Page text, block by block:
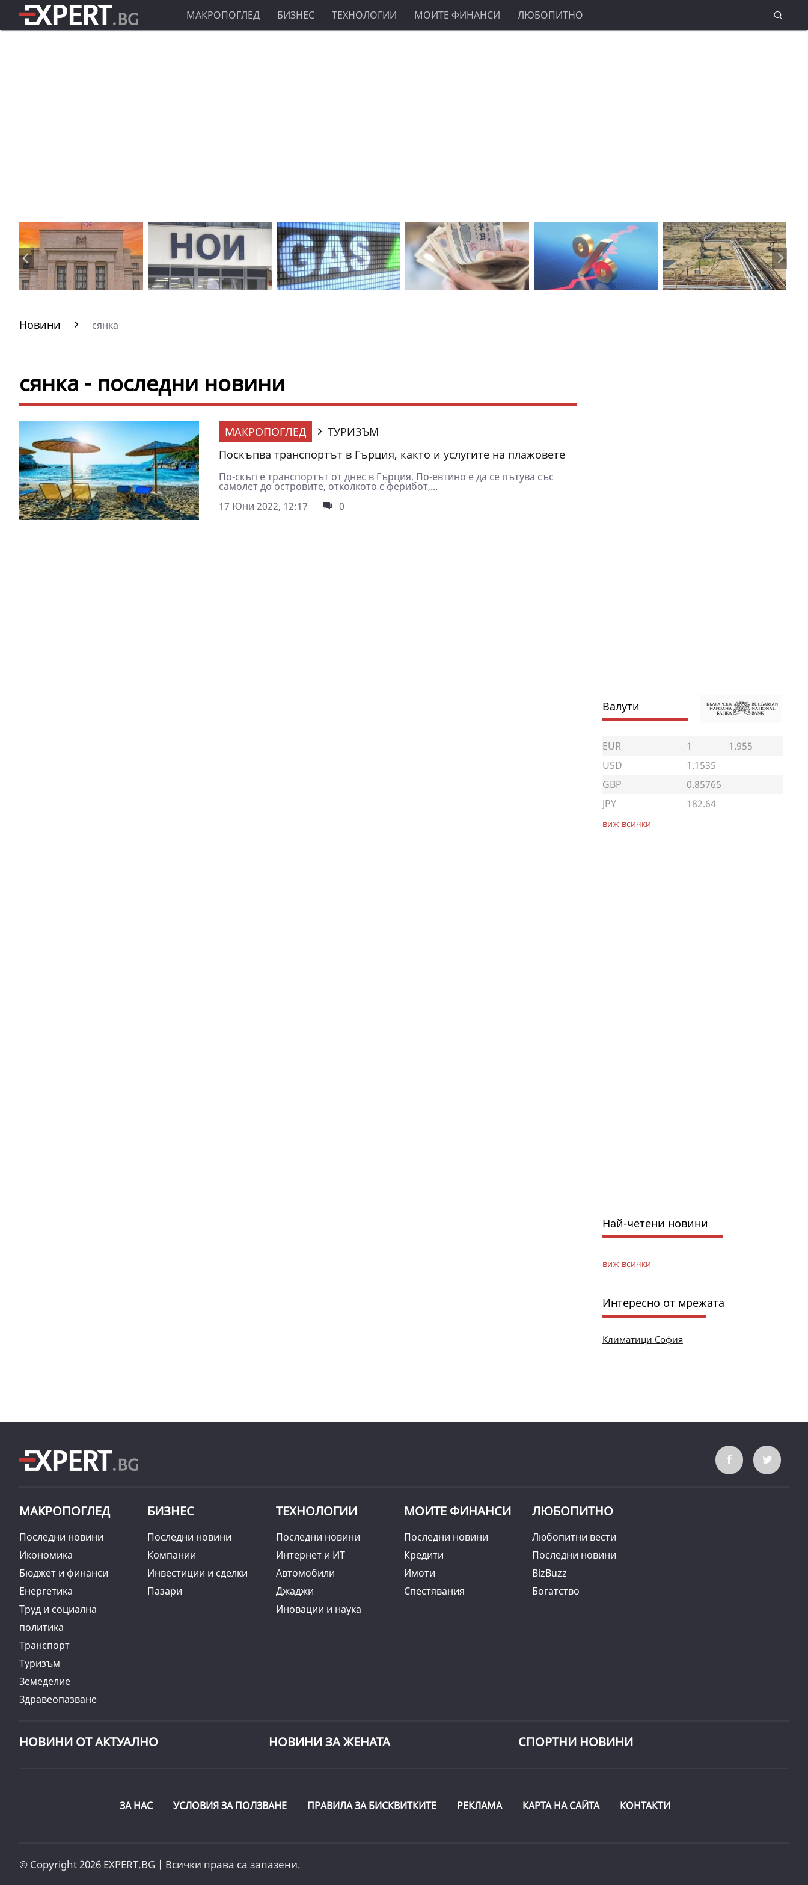
МАКРОПОГЛЕД БИЗНЕС ТЕХНОЛОГИИ МОИТЕ ФИНАНСИ ЛЮБОПИТНО
Новини сянка
сянка - последни новини
МАКРОПОГЛЕД
ТУРИЗЪМ
Поскъпва транспортът в Гърция, както и услугите на плажовете
По-скъп e транспортът от днес в Гърция. По-евтино е да се пътува със
самолет до островите, отколкото с ферибот,...
17 Юни 2022, 12:17
0
Валути
EUR 1
1.955
USD
1.1535
GBP
0.85765
JPY
182.64
виж всички
Най-четени новини
виж всички
Интересно от мрежата
Климатици София
МАКРОПОГЛЕД
Последни новини
Икономика
Бюджет и финанси
Енергетика
Труд и социална
политика
Транспорт
Туризъм
Земеделие
Здравеопазване
БИЗНЕС
Последни новини
Компании
Инвестиции и сделки
Пазари
ТЕХНОЛОГИИ
Последни новини
Интернет и ИТ
Автомобили
Джаджи
Иновации и наука
МОИТЕ ФИНАНСИ
Последни новини
Кредити
Имоти
Спестявания
ЛЮБОПИТНО
Любопитни вести
Последни новини
BizBuzz
Богатство
НОВИНИ ОТ АКТУАЛНО НОВИНИ ЗА ЖЕНАТА СПОРТНИ НОВИНИ
ЗА НАС УСЛОВИЯ ЗА ПОЛЗВАНЕ ПРАВИЛА ЗА БИСКВИТКИТЕ РЕКЛАМА КАРТА НА САЙТА КОНТАКТИ
© Copyright 2026 EXPERT.BG | Всички права са запазени.